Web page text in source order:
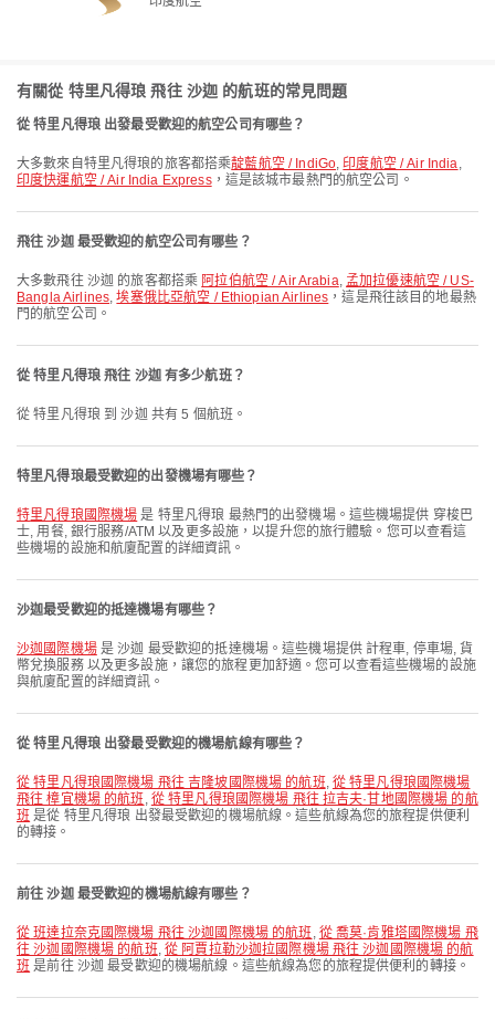
有關從 特里凡得琅 飛往 沙迦 的航班的常見問題
從 特里凡得琅 出發最受歡迎的航空公司有哪些？
大多數來自特里凡得琅的旅客都搭乘靛藍航空 / IndiGo,印度航空 / Air India,
印度快運航空 / Air India Express，這是該城市最熱門的航空公司。
飛往 沙迦 最受歡迎的航空公司有哪些？
大多數飛往 沙迦 的旅客都搭乘 阿拉伯航空 / Air Arabia, 孟加拉優速航空 / US-
Bangla Airlines,埃塞俄比亞航空 / Ethiopian Airlines ，這是飛往該目的地最熱
門的航空公司。
從 特里凡得琅 飛往 沙迦 有多少航班？
從 特里凡得琅 到 沙迦 共有 5 個航班。
特里凡得琅最受歡迎的出發機場有哪些？
特里凡得琅國際機場 是 特里凡得琅 最熱門的出發機場。這些機場提供 穿梭巴
士, 用餐, 銀行服務/ATM 以及更多設施，以提升您的旅行體驗。您可以查看這
些機場的設施和航廈配置的詳細資訊。
沙迦最受歡迎的抵達機場有哪些？
沙迦國際機場是 沙迦 最受歡迎的抵達機場。這些機場提供 計程車, 停車場, 貨
幣兌換服務 以及更多設施，讓您的旅程更加舒適。您可以查看這些機場的設施
與航廈配置的詳細資訊。
從 特里凡得琅 出發最受歡迎的機場航線有哪些？
從 特里凡得琅國際機場 飛往 吉隆坡國際機場 的航班, 從 特里凡得琅國際機場
飛往 樟宜機場 的航班 , 從 特里凡得琅國際機場 飛往 拉吉夫·甘地國際機場 的航
班 是從 特里凡得琅 出發最受歡迎的機場航線。這些航線為您的旅程提供便利
的轉接。
前往 沙迦 最受歡迎的機場航線有哪些？
從 班達拉奈克國際機場 飛往 沙迦國際機場 的航班 , 從 喬莫·肯雅塔國際機場 飛
往 沙迦國際機場 的航班, 從 阿賈拉勒沙迦拉國際機場 飛往 沙迦國際機場 的航
班 是前往 沙迦 最受歡迎的機場航線。這些航線為您的旅程提供便利的轉接。